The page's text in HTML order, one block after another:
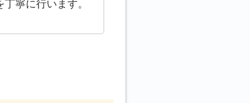
寧に行います。